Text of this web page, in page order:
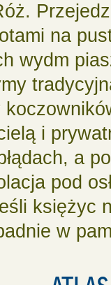
na
wydm
i
a
pod
księżyc
w